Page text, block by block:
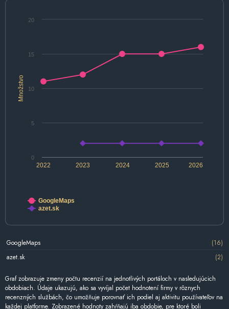
Množstvo
2022 2024 2026
2023 2025
0
10
5
15
20
GoogleMaps
azet.sk
GoogleMaps
(16)
azet.sk
(2)
Graf zobrazuje zmeny počtu recenzií na jednotlivých portáloch v nasledujúcich
obdobiach. Údaje ukazujú, ako sa vyvíjal počet hodnotení firmy v rôznych
recenzných službách, čo umožňuje porovnať ich podiel aj aktivitu používateľov na
každej platforme. Zobrazené hodnoty zahŕňajú iba obdobie, pre ktoré boli